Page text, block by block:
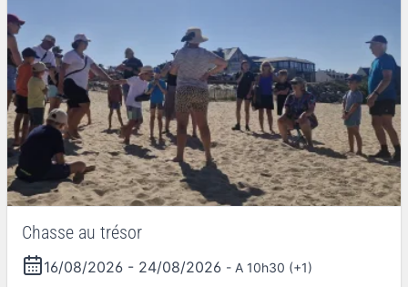
Chasse au trésor
16/08/2026 - 24/08/2026 - A 10h30 (+1)